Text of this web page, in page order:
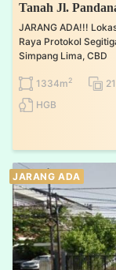
Tanah Jl.
JARANG ADA!!!
Raya Protokol
Simpang Lima, CBD
1334m2
HGB
JARANG ADA